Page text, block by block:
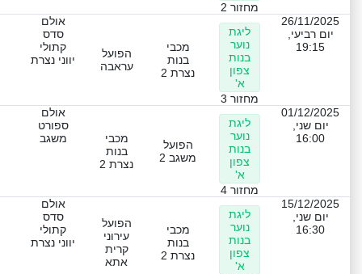
מחזור 2
26/11/2025
יום רביעי,
19:15
ליגת
נוער
בנות
צפון
א'
מחזור 3
מכבי
בנות
נצרת 2
הפועל
עראבה
אולם
סדס
קתולי
יווני נצרת
01/12/2025
יום שני,
16:00
ליגת
נוער
בנות
צפון
א'
מחזור 4
הפועל
משגב 2
מכבי
בנות
נצרת 2
אולם
ספורט
משגב
15/12/2025
יום שני,
16:30
ליגת
נוער
בנות
צפון
א'
מכבי
בנות
נצרת 2
הפועל
עירוני
קרית
אתא
אולם
סדס
קתולי
יווני נצרת